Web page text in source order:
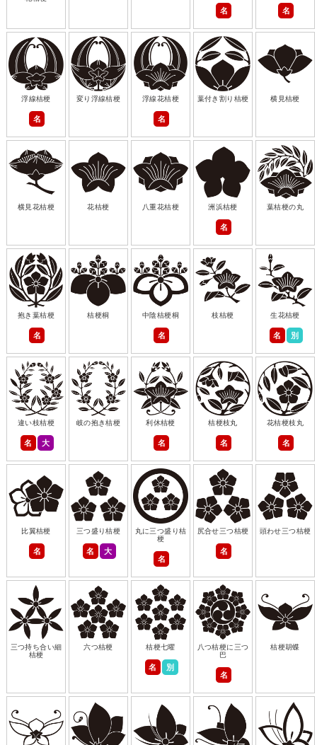
名 名
浮線桔梗
名
変り浮線桔梗 浮線花桔梗
名
葉付き割り桔梗 横見桔梗
横見花桔梗 花桔梗 八重花桔梗 洲浜桔梗
名
葉桔梗の丸
抱き葉桔梗
名
桔梗桐 中陰桔梗桐
名
枝桔梗 生花桔梗
名 別
違い枝桔梗
名 大
岐の抱き桔梗 利休桔梗
名
桔梗枝丸
名
花桔梗枝丸
名
比翼桔梗
名
三つ盛り桔梗
名 大
丸に三つ盛り桔
梗
名
尻合せ三つ桔梗
名
頭わせ三つ桔梗
三つ持ち合い細
桔梗
六つ桔梗 桔梗七曜
名 別
八つ桔梗に三つ
巴
名
桔梗胡蝶